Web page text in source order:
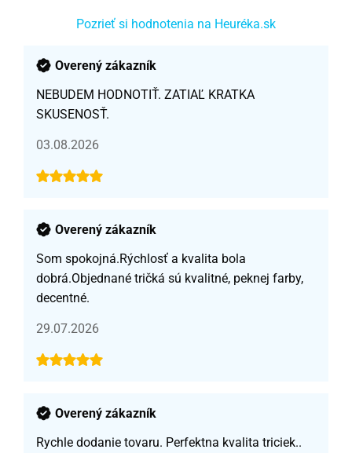
Pozrieť si hodnotenia na Heuréka.sk
Overený zákazník
NEBUDEM HODNOTIŤ. ZATIAĽ KRATKA
SKUSENOSŤ.
03.08.2026
Overený zákazník
Som spokojná.Rýchlosť a kvalita bola
dobrá.Objednané tričká sú kvalitné, peknej farby,
decentné.
29.07.2026
Overený zákazník
Rychle dodanie tovaru. Perfektna kvalita triciek..